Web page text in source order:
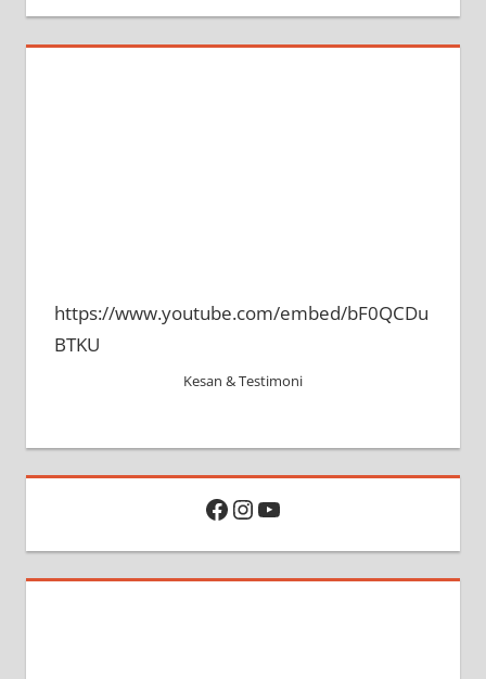
https://www.youtube.com/embed/bF0QCDu
BTKU
Kesan & Testimoni
Facebook
Instagram
YouTube